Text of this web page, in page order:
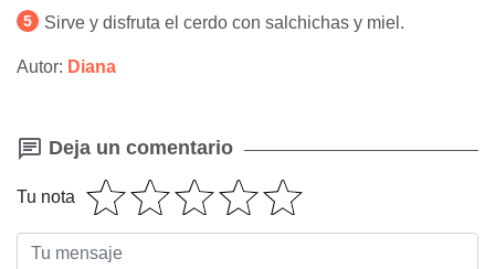
Sirve y disfruta el cerdo con salchichas y miel.
Autor: Diana
Deja un comentario
Tu nota